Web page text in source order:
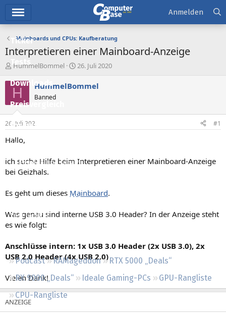
Ticker
Tests
Downloads
Preisvergleich
Forum
Aktuelles
Empfohlene Inhalte
Neueste Aktivitäten
Leserartikel
Podcast RAMageddon
RTX 5000 „Deals“
RX 9000 „Deals“
Ideale Gaming-PCs
GPU-Rangliste
CPU-Rangliste
Anmelden
Mainboards und CPUs: Kaufberatung
Interpretieren einer Mainboard-Anzeige
E
s
t
e
e
r
HummelBommel
E
s
t
26. Juli 2020
H HummelBommel
Banned
26. Juli 2020 #1
Hallo,
ich suche Hilfe beim Interpretieren einer Mainboard-Anzeige
bei Geizhals.
Es geht um dieses Mainboard.
Was genau sind interne USB 3.0 Header? In der Anzeige steht
es wie folgt:
Anschlüsse intern: 1x USB 3.0 Header (2x USB 3.0), 2x
USB 2.0 Header (4x USB 2.0)
Vielen Dank!